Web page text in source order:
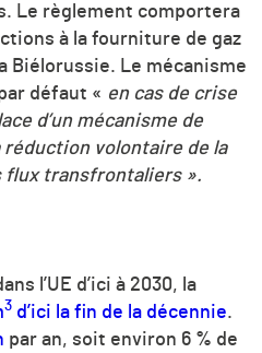
Le règlement comportera
à la fourniture de gaz
Biélorussie. Le mécanisme
défaut « en cas de crise
d’un mécanisme de
réduction volontaire de la
flux transfrontaliers ».
l’UE d’ici à 2030, la
3 d’ici la fin de la décennie.
par an, soit environ 6 % de